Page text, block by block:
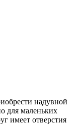
надувной
для маленьких
имеет отверстия